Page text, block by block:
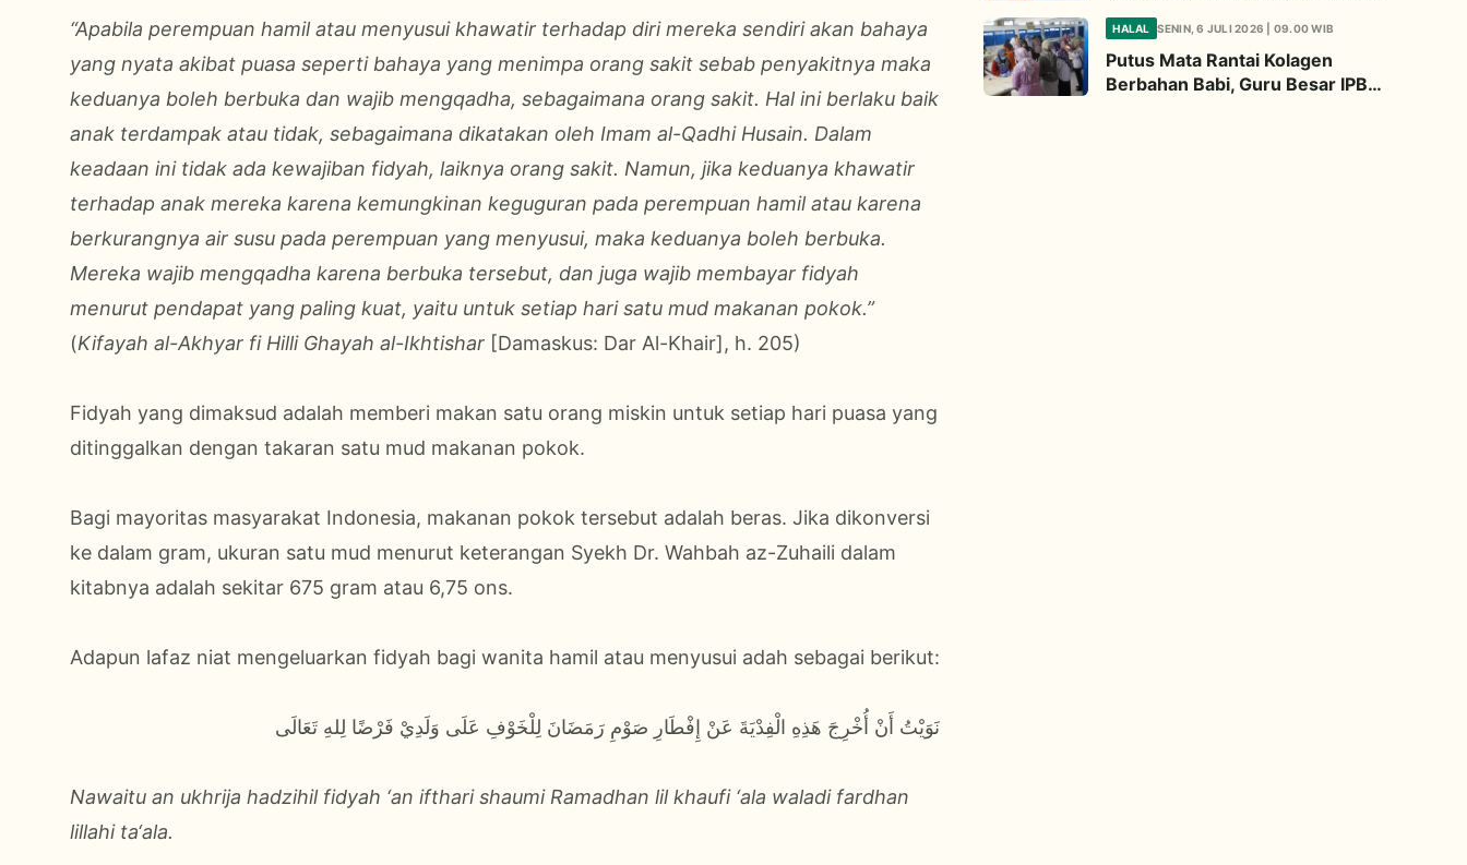
“Apabila perempuan hamil atau menyusui khawatir terhadap diri mereka sendiri akan bahaya
yang nyata akibat puasa seperti bahaya yang menimpa orang sakit sebab penyakitnya maka
keduanya boleh berbuka dan wajib mengqadha, sebagaimana orang sakit. Hal ini berlaku baik
anak terdampak atau tidak, sebagaimana dikatakan oleh Imam al-Qadhi Husain. Dalam
keadaan ini tidak ada kewajiban fidyah, laiknya orang sakit. Namun, jika keduanya khawatir
terhadap anak mereka karena kemungkinan keguguran pada perempuan hamil atau karena
berkurangnya air susu pada perempuan yang menyusui, maka keduanya boleh berbuka.
Mereka wajib mengqadha karena berbuka tersebut, dan juga wajib membayar fidyah
menurut pendapat yang paling kuat, yaitu untuk setiap hari satu mud makanan pokok.”
(Kifayah al-Akhyar fi Hilli Ghayah al-Ikhtishar [Damaskus: Dar Al-Khair], h. 205)
Fidyah yang dimaksud adalah memberi makan satu orang miskin untuk setiap hari puasa yang
ditinggalkan dengan takaran satu mud makanan pokok.
Bagi mayoritas masyarakat Indonesia, makanan pokok tersebut adalah beras. Jika dikonversi
ke dalam gram, ukuran satu mud menurut keterangan Syekh Dr. Wahbah az-Zuhaili dalam
kitabnya adalah sekitar 675 gram atau 6,75 ons.
Adapun lafaz niat mengeluarkan fidyah bagi wanita hamil atau menyusui adah sebagai berikut:
نَوَيْتُ أَنْ أُخْرِجَ هَذِهِ الْفِدْيَةَ عَنْ إِفْطَارِ صَوْمِ رَمَضَانَ لِلْخَوْفِ عَلَى وَلَدِيْ فَرْضًا لِلهِ تَعَالَى
Nawaitu an ukhrija hadzihil fidyah ‘an ifthari shaumi Ramadhan lil khaufi ‘ala waladi fardhan
lillahi ta‘ala.
HALAL SENIN, 6 JULI 2026 | 09.00 WIB
Putus Mata Rantai Kolagen
Berbahan Babi, Guru Besar IPB